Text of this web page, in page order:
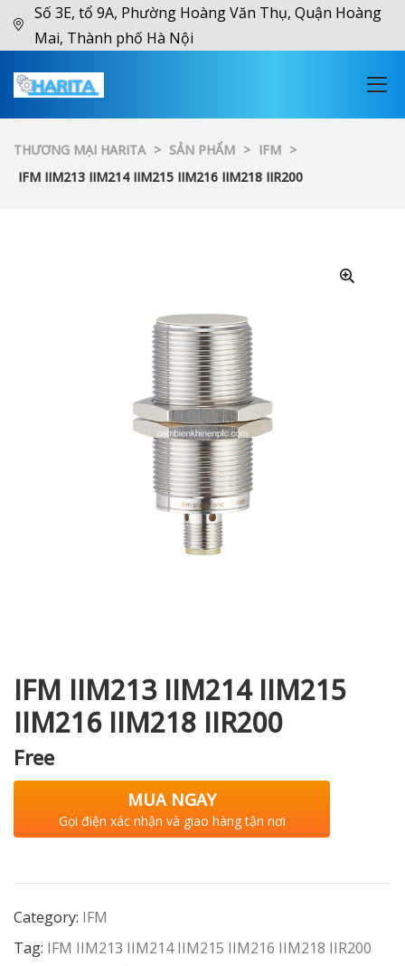
Số 3E, tổ 9A, Phường Hoàng Văn Thụ, Quận Hoàng
Mai, Thành phố Hà Nội
THƯƠNG MẠI HARITA > SẢN PHẨM > IFM >
IFM IIM213 IIM214 IIM215 IIM216 IIM218 IIR200
IFM IIM213 IIM214 IIM215
IIM216 IIM218 IIR200
Free
MUA NGAY
Gọi điện xác nhận và giao hàng tận nơi
Category: IFM
Tag: IFM IIM213 IIM214 IIM215 IIM216 IIM218 IIR200